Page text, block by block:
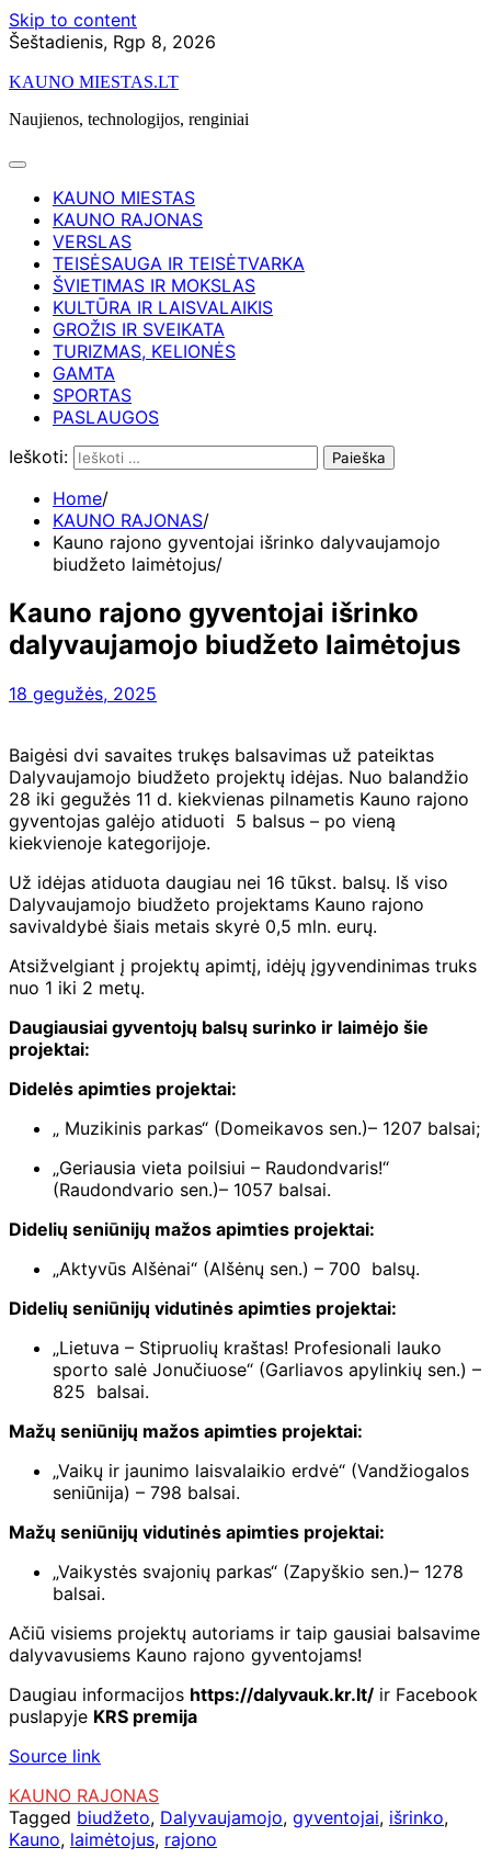
Skip to content
Šeštadienis, Rgp 8, 2026
KAUNO MIESTAS.LT
Naujienos, technologijos, renginiai
KAUNO MIESTAS
KAUNO RAJONAS
VERSLAS
TEISĖSAUGA IR TEISĖTVARKA
ŠVIETIMAS IR MOKSLAS
KULTŪRA IR LAISVALAIKIS
GROŽIS IR SVEIKATA
TURIZMAS, KELIONĖS
GAMTA
SPORTAS
PASLAUGOS
Ieškoti:
Home
KAUNO RAJONAS
Kauno rajono gyventojai išrinko dalyvaujamojo
biudžeto laimėtojus
Kauno rajono gyventojai išrinko
dalyvaujamojo biudžeto laimėtojus
18 gegužės, 2025
Baigėsi dvi savaites trukęs balsavimas už pateiktas
Dalyvaujamojo biudžeto projektų idėjas. Nuo balandžio
28 iki gegužės 11 d. kiekvienas pilnametis Kauno rajono
gyventojas galėjo atiduoti 5 balsus – po vieną
kiekvienoje kategorijoje.
Už idėjas atiduota daugiau nei 16 tūkst. balsų. Iš viso
Dalyvaujamojo biudžeto projektams Kauno rajono
savivaldybė šiais metais skyrė 0,5 mln. eurų.
Atsižvelgiant į projektų apimtį, idėjų įgyvendinimas truks
nuo 1 iki 2 metų.
Daugiausiai gyventojų balsų surinko ir laimėjo šie
projektai:
Didelės apimties projektai:
„ Muzikinis parkas“ (Domeikavos sen.)– 1207 balsai;
„Geriausia vieta poilsiui – Raudondvaris!“
(Raudondvario sen.)– 1057 balsai.
Didelių seniūnijų mažos apimties projektai:
„Aktyvūs Alšėnai“ (Alšėnų sen.) – 700 balsų.
Didelių seniūnijų vidutinės apimties projektai:
„Lietuva – Stipruolių kraštas! Profesionali lauko
sporto salė Jonučiuose“ (Garliavos apylinkių sen.) –
825 balsai.
Mažų seniūnijų mažos apimties projektai:
„Vaikų ir jaunimo laisvalaikio erdvė“ (Vandžiogalos
seniūnija) – 798 balsai.
Mažų seniūnijų vidutinės apimties projektai:
„Vaikystės svajonių parkas“ (Zapyškio sen.)– 1278
balsai.
Ačiū visiems projektų autoriams ir taip gausiai balsavime
dalyvavusiems Kauno rajono gyventojams!
Daugiau informacijos https://dalyvauk.kr.lt/ ir Facebook
puslapyje KRS premija
Source link
KAUNO RAJONAS
Tagged biudžeto, Dalyvaujamojo, gyventojai, išrinko,
Kauno, laimėtojus, rajono